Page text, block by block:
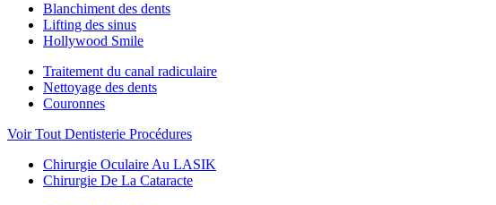
Blanchiment des dents
Lifting des sinus
Hollywood Smile
Traitement du canal radiculaire
Nettoyage des dents
Couronnes
Voir Tout Dentisterie Procédures
Chirurgie Oculaire Au LASIK
Chirurgie De La Cataracte